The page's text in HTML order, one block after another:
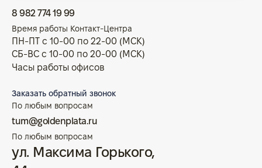
8 982 774 19 99
Время работы Контакт-Центра
ПН-ПТ с 10-00 по 22-00 (МСК)
СБ-ВС с 10-00 по 20-00 (МСК)
Часы работы офисов
Заказать обратный звонок
По любым вопросам
tum@goldenplata.ru
По любым вопросам
ул. Максима Горького,